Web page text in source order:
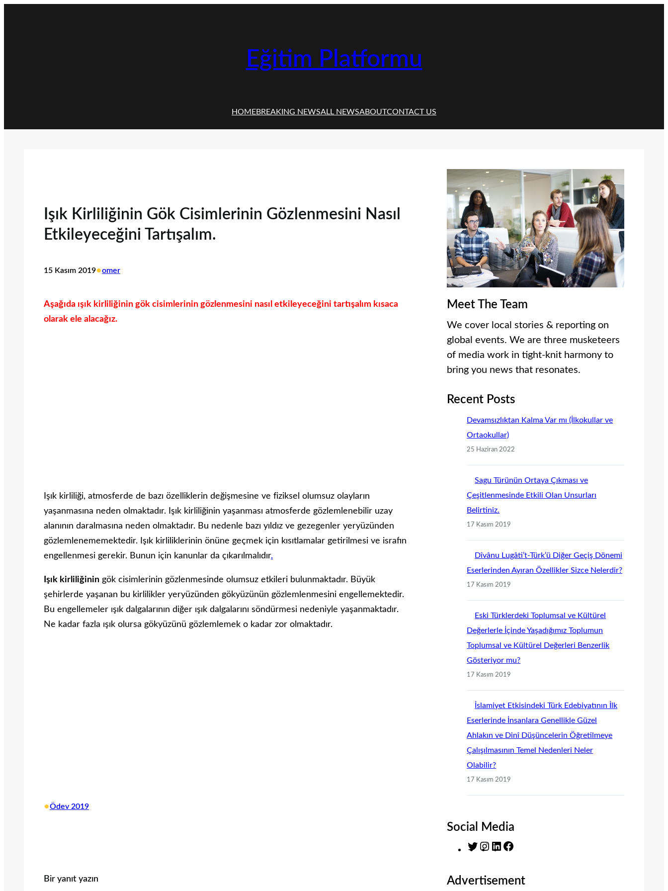
Eğitim Platformu
HOMEBREAKING NEWSALL NEWSABOUTCONTACT US
Işık Kirliliğinin Gök Cisimlerinin Gözlenmesini Nasıl
Etkileyeceğini Tartışalım.
15 Kasım 2019•omer
Aşağıda ışık kirliliğinin gök cisimlerinin gözlenmesini nasıl etkileyeceğini tartışalım kısaca
olarak ele alacağız.
Işık kirliliği, atmosferde de bazı özelliklerin değişmesine ve fiziksel olumsuz olayların
yaşanmasına neden olmaktadır. Işık kirliliğinin yaşanması atmosferde gözlemlenebilir uzay
alanının daralmasına neden olmaktadır. Bu nedenle bazı yıldız ve gezegenler yeryüzünden
gözlemlenememektedir. Işık kirliliklerinin önüne geçmek için kısıtlamalar getirilmesi ve israfın
engellenmesi gerekir. Bunun için kanunlar da çıkarılmalıdır.
Işık kirliliğinin gök cisimlerinin gözlenmesinde olumsuz etkileri bulunmaktadır. Büyük
şehirlerde yaşanan bu kirlilikler yeryüzünden gökyüzünün gözlemlenmesini engellemektedir.
Bu engellemeler ışık dalgalarının diğer ışık dalgalarını söndürmesi nedeniyle yaşanmaktadır.
Ne kadar fazla ışık olursa gökyüzünü gözlemlemek o kadar zor olmaktadır.
•Ödev 2019
Bir yanıt yazın
Meet The Team
We cover local stories & reporting on
global events. We are three musketeers
of media work in tight-knit harmony to
bring you news that resonates.
Recent Posts
Devamsızlıktan Kalma Var mı (İlkokullar ve
Ortaokullar)
25 Haziran 2022
Sagu Türünün Ortaya Çıkması ve
Çeşitlenmesinde Etkili Olan Unsurları
Belirtiniz.
17 Kasım 2019
Dîvânu Lugâti’t-Türk’ü Diğer Geçiş Dönemi
Eserlerinden Ayıran Özellikler Sizce Nelerdir?
17 Kasım 2019
Eski Türklerdeki Toplumsal ve Kültürel
Değerlerle İçinde Yaşadığımız Toplumun
Toplumsal ve Kültürel Değerleri Benzerlik
Gösteriyor mu?
17 Kasım 2019
İslamiyet Etkisindeki Türk Edebiyatının İlk
Eserlerinde İnsanlara Genellikle Güzel
Ahlakın ve Dinî Düşüncelerin Öğretilmeye
Çalışılmasının Temel Nedenleri Neler
Olabilir?
17 Kasım 2019
Social Media
T
i
I
s
L
n
c
Advertisement